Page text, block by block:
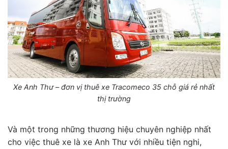
Xe Anh Thư – đơn vị thuê xe Tracomeco 35 chỗ giá rẻ nhất
thị trường
Và một trong những thương hiệu chuyên nghiệp nhất
cho việc thuê xe là xe Anh Thư với nhiều tiện nghi,